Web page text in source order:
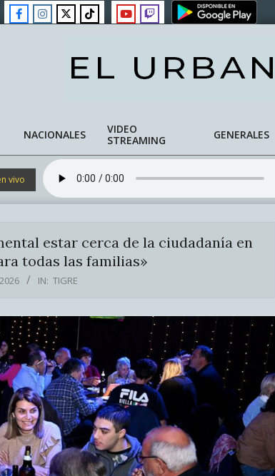
NACIONALES
VIDEO
STREAMING
GENERALES
vivo
estar cerca de la ciudadanía en
todas las familias»
IN: TIGRE